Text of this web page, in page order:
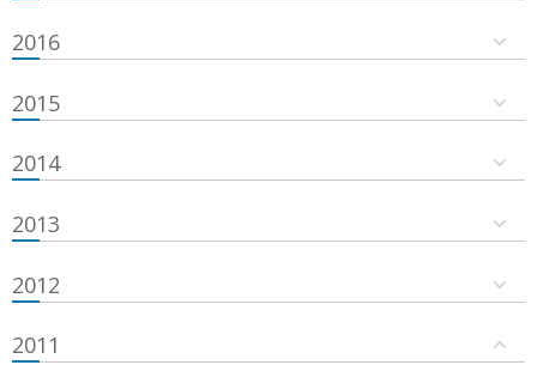
2016
2015
2014
2013
2012
2011